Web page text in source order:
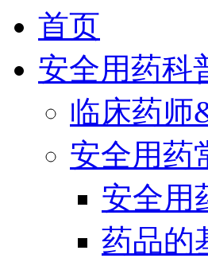
首页
安全用药科
临床药师
安全用药
安全用
药品的